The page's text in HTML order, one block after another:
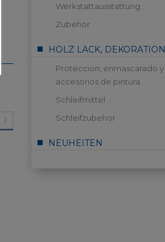
Werkstattausstattung
Zubehör
HOLZ LACK, DEKORATION
Proteccion, enmascarado y
accesorios de pintura
Schleifmittel
Schleifzubehör
NEUHEITEN